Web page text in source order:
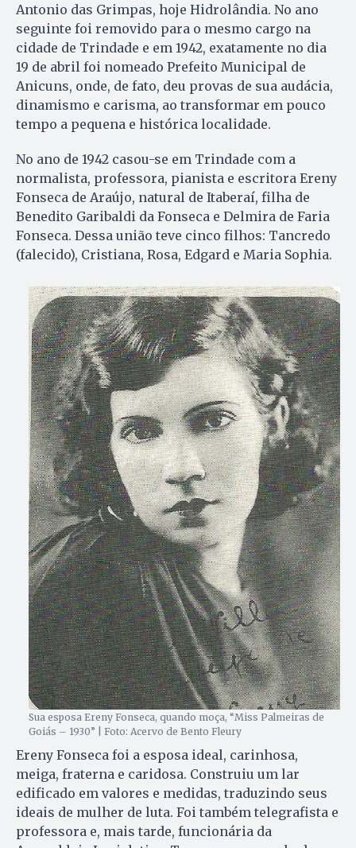
Antonio das Grimpas, hoje Hidrolândia. No ano
seguinte foi removido para o mesmo cargo na
cidade de Trindade e em 1942, exatamente no dia
19 de abril foi nomeado Prefeito Municipal de
Anicuns, onde, de fato, deu provas de sua audácia,
dinamismo e carisma, ao transformar em pouco
tempo a pequena e histórica localidade.
No ano de 1942 casou-se em Trindade com a
normalista, professora, pianista e escritora Ereny
Fonseca de Araújo, natural de Itaberaí, filha de
Benedito Garibaldi da Fonseca e Delmira de Faria
Fonseca. Dessa união teve cinco filhos: Tancredo
(falecido), Cristiana, Rosa, Edgard e Maria Sophia.
Sua esposa Ereny Fonseca, quando moça, “Miss Palmeiras de
Goiás – 1930” | Foto: Acervo de Bento Fleury
Ereny Fonseca foi a esposa ideal, carinhosa,
meiga, fraterna e caridosa. Construiu um lar
edificado em valores e medidas, traduzindo seus
ideais de mulher de luta. Foi também telegrafista e
professora e, mais tarde, funcionária da